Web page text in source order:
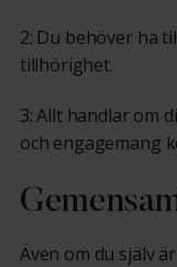
2: Du behöver ha
tillhörighet.
3: Allt handlar om
och engagemang
Även om du själv